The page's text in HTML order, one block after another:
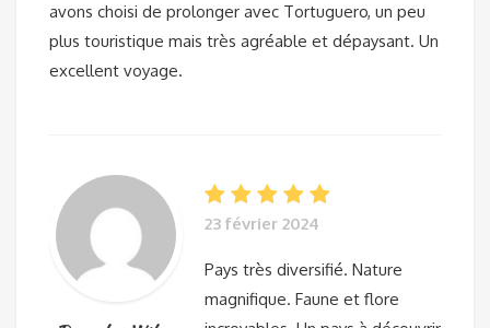
avons choisi de prolonger avec Tortuguero, un peu
plus touristique mais très agréable et dépaysant. Un
excellent voyage.
23 février 2024
Pays très diversifié. Nature
magnifique. Faune et flore